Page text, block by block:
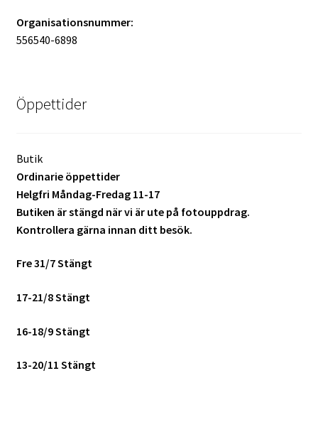
Organisationsnummer:
556540-6898
Öppettider
Butik
Ordinarie öppettider
Helgfri Måndag-Fredag 11-17
Butiken är stängd när vi är ute på fotouppdrag.
Kontrollera gärna innan ditt besök.
Fre 31/7 Stängt
17-21/8 Stängt
16-18/9 Stängt
13-20/11 Stängt